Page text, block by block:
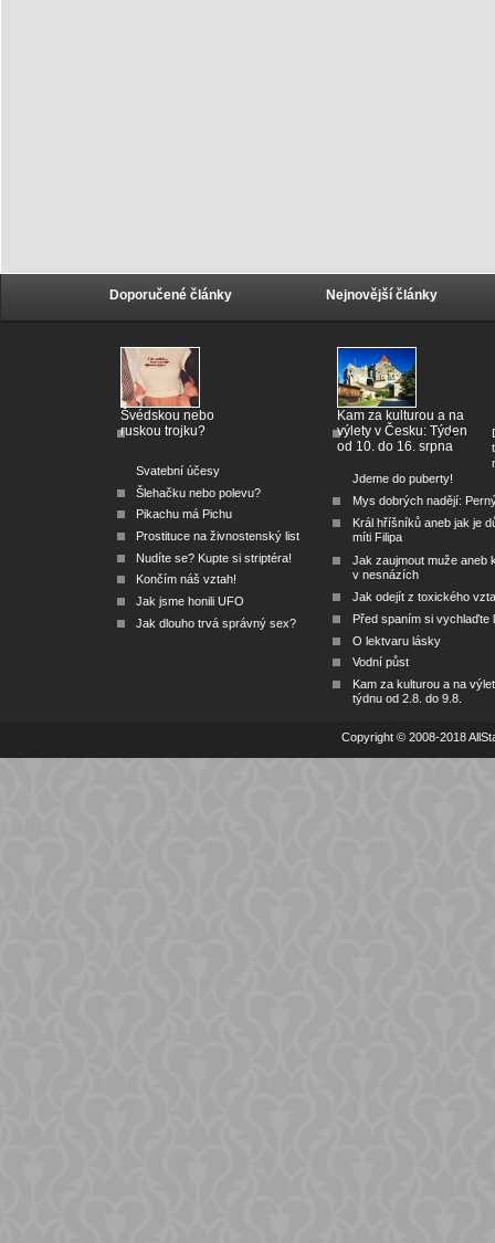
Doporučené články
Švédskou nebo
ruskou trojku?
Svatební účesy
Šlehačku nebo polevu?
Pikachu má Pichu
Prostituce na živnostenský list
Nudíte se? Kupte si striptéra!
Končím náš vztah!
Jak jsme honili UFO
Jak dlouho trvá správný sex?
Nejnovější články
Kam za kulturou a na
výlety v Česku: Týden
od 10. do 16. srpna
Jdeme do puberty!
Mys dobrých nadějí:
Král hříšníků aneb jak je
míti Filipa
Jak zaujmout muže aneb
v nesnázích
Jak odejít z toxického
Před spaním si vychlaďte
O lektvaru lásky
Vodní půst
Kam za kulturou a na
týdnu od 2.8. do 9.8.
Copyright © 2008-2018